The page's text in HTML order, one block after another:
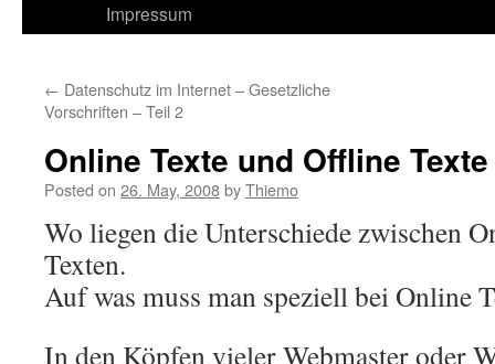
Impressum
← Datenschutz im Internet – Gesetzliche
Vorschriften – Teil 2
Online Texte und Offline Texte
Posted on 26. May, 2008byThiemo
Wo liegen die Unterschiede zwischen
Texten.
Auf was muss man speziell bei Online
In den Köpfen vieler Webmaster oder